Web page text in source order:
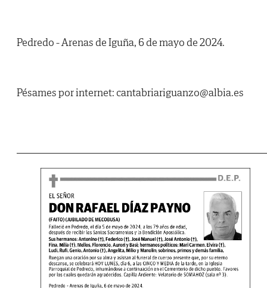
Pedredo - Arenas de Iguña, 6 de mayo de 2024.
Pésames por internet: cantabriariguanzo@albia.es